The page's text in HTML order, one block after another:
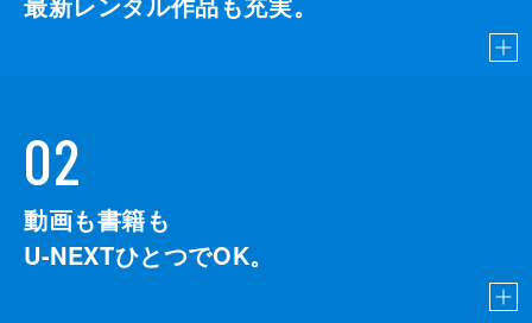
02
動画も書籍も
U-NEXTひとつでOK。